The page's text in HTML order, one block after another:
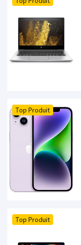
Top Produit
Top Produit